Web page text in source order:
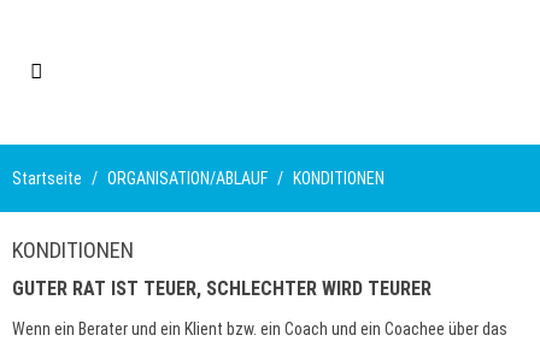
Startseite ORGANISATION/ABLAUF KONDITIONEN
KONDITIONEN
GUTER RAT IST TEUER, SCHLECHTER WIRD TEURER
Wenn ein Berater und ein Klient bzw. ein Coach und ein Coachee über das